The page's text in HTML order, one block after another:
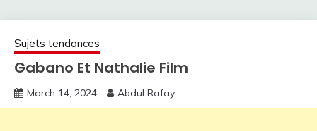
Sujets tendances
Gabano Et Nathalie Film
March 14, 2024 Abdul Rafay